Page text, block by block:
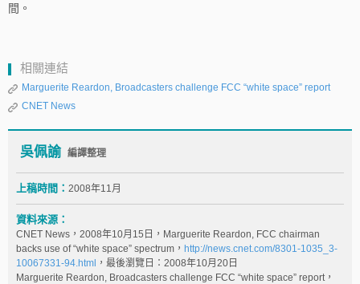
間。
相關連結
Marguerite Reardon, Broadcasters challenge FCC “white space” report
CNET News
吳佩諭 編譯整理
上稿時間： 2008年11月
資料來源：
CNET News，2008年10月15日，Marguerite Reardon, FCC chairman
backs use of “white space” spectrum， http://news.cnet.com/8301-1035_3-
10067331-94.html ，最後瀏覽日：2008年10月20日
Marguerite Reardon, Broadcasters challenge FCC “white space” report，